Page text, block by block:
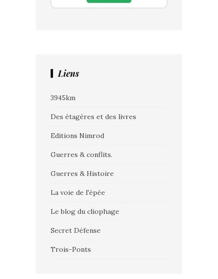
Liens
3945km
Des étagères et des livres
Editions Nimrod
Guerres & conflits.
Guerres & Histoire
La voie de l'épée
Le blog du cliophage
Secret Défense
Trois-Ponts